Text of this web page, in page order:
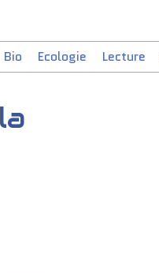
Bio Ecologie Lecture